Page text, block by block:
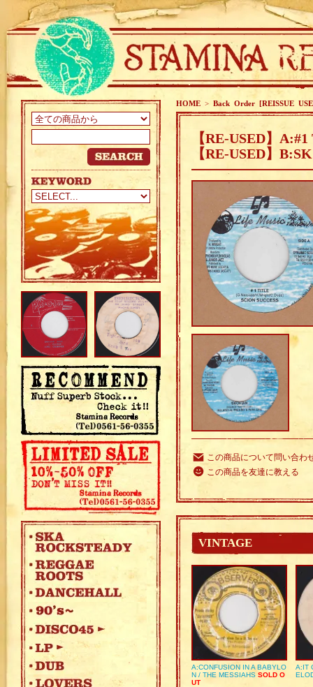
HOME > Back Order [REISSUE
【RE-USED】
【RE-USED】
この商品について問い合わ
この商品を友達に教える
VINTAGE
A:CONFUSION IN A BABYLO
N / THE MESSIAHS SOLD O
UT
A:IT